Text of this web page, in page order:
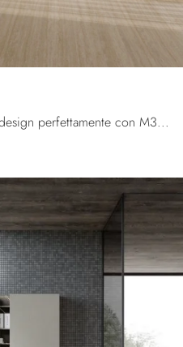
Arreda la stanza del benessere design perfettamente con M3 System 341, mobili bagno a terra e accessori in laccato opaco di Baxar.